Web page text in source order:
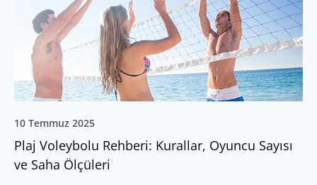
10 Temmuz 2025
Plaj Voleybolu Rehberi: Kurallar, Oyuncu Sayısı
ve Saha Ölçüleri